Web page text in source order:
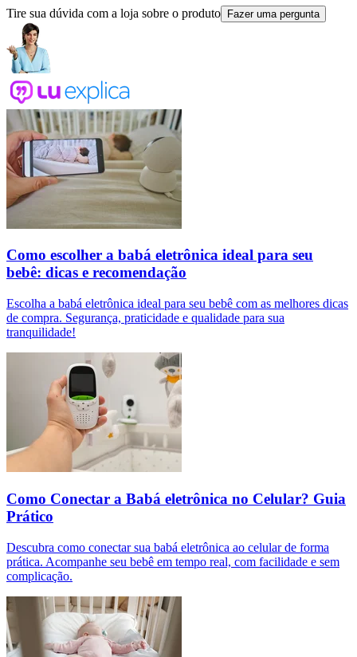
Tire sua dúvida com a loja sobre o produto Fazer uma pergunta
Como escolher a babá eletrônica ideal para seu
bebê: dicas e recomendação
Escolha a babá eletrônica ideal para seu bebê com as melhores dicas
de compra. Segurança, praticidade e qualidade para sua
tranquilidade!
Como Conectar a Babá eletrônica no Celular? Guia
Prático
Descubra como conectar sua babá eletrônica ao celular de forma
prática. Acompanhe seu bebê em tempo real, com facilidade e sem
complicação.